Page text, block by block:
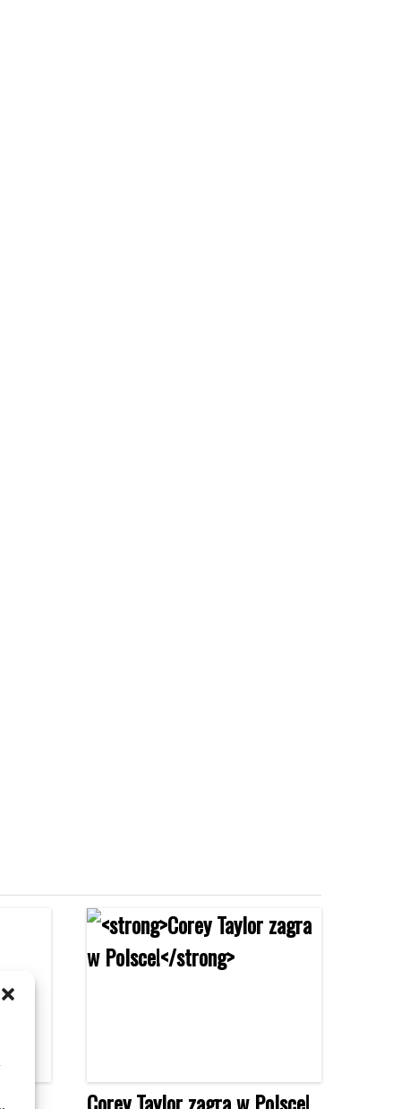
Corey Taylor zagra w Polsce!